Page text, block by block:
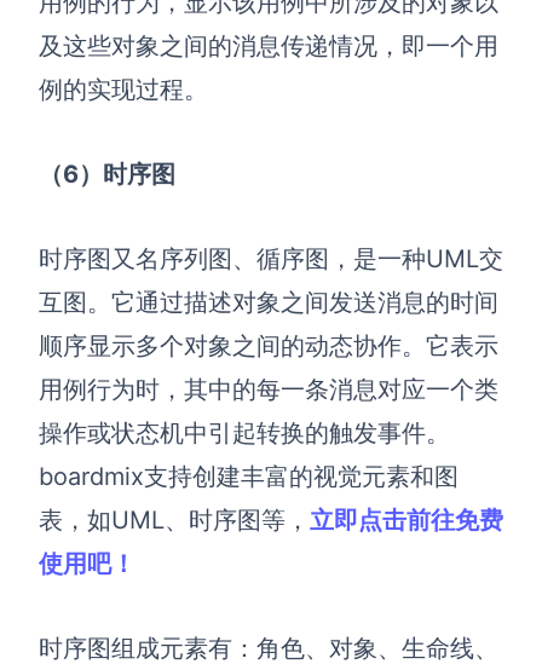
及这些对象之间的消息传递情况，即一个用
例的实现过程。
（6）时序图
时序图又名序列图、循序图，是一种UML交
互图。它通过描述对象之间发送消息的时间
顺序显示多个对象之间的动态协作。它表示
用例行为时，其中的每一条消息对应一个类
操作或状态机中引起转换的触发事件。
boardmix支持创建丰富的视觉元素和图
表，如UML、时序图等， 立即点击前往免费
使用吧！
时序图组成元素有：角色、对象、生命线、